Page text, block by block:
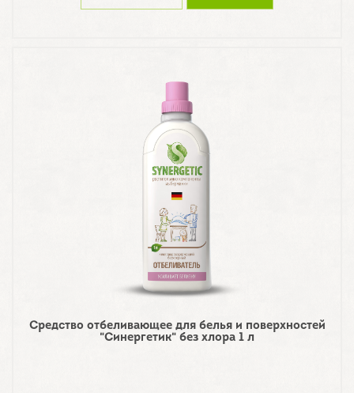
Средство отбеливающее для белья и поверхностей
"Синергетик" без хлора 1 л